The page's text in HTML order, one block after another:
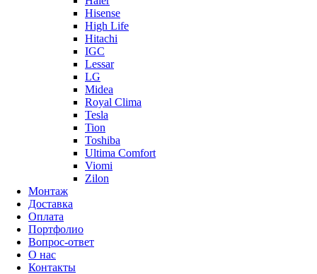
Hisense
High Life
Hitachi
IGC
Lessar
LG
Midea
Royal Clima
Tesla
Tion
Toshiba
Ultima Comfort
Viomi
Zilon
Монтаж
Доставка
Оплата
Портфолио
Вопрос-ответ
О нас
Контакты